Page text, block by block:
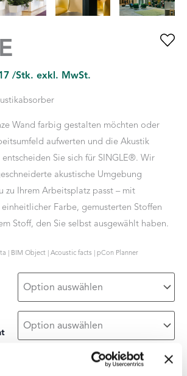
/Stk. exkl. MwSt.
Wand farbig gestalten möchten oder
aufwerten und die Akustik
Sie sich für SINGLE®. Wir
akustische Umgebung
zu Ihrem Arbeitsplatz passt – mit
Farbe, gemusterten Stoffen
Stoff, den Sie selbst ausgewählt haben.
| BIM Object | Acoustic facts | pCon Planner